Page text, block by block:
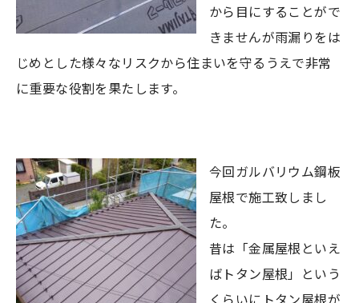
から目にすることがで
きませんが雨漏りをは
じめとした様々なリスクから住まいを守るうえで非常
に重要な役割を果たします。
今回ガルバリウム鋼板
屋根で施工致しまし
た。
昔は「金属屋根といえ
ばトタン屋根」という
くらいにトタン屋根が